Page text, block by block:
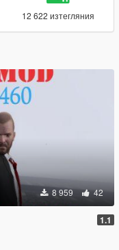
12 622 изтегляния
8 959 42
1.1